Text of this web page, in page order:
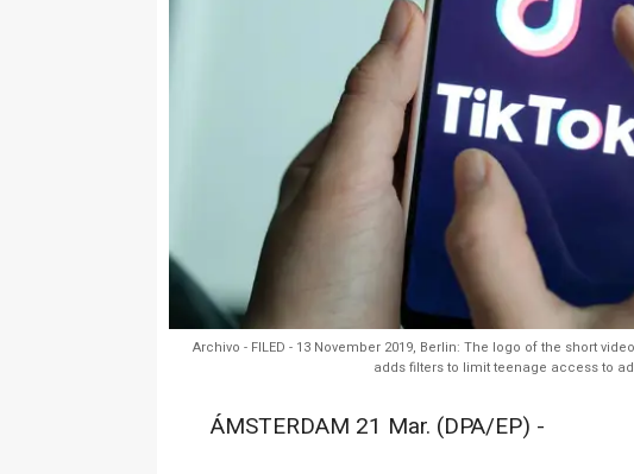
Archivo - FILED - 13 November 2019, Berlin: The logo of the short
adds filters to limit teenage access to
ÁMSTERDAM 21 Mar. (DPA/EP) -